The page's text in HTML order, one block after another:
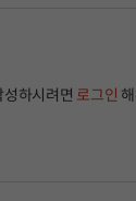
성하시려면 로그인